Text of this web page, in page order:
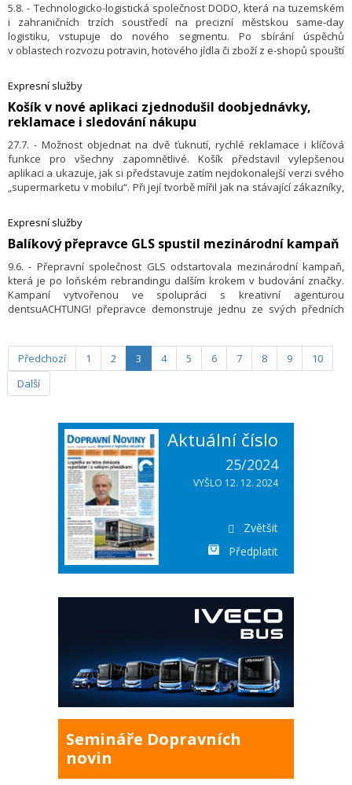
5.8. - Technologicko-logistická společnost DODO, která na tuzemském
i zahraničních trzích soustředí na precizní městskou same-day
logistiku, vstupuje do nového segmentu. Po sbírání úspěchů
v oblastech rozvozu potravin, hotového jídla či zboží z e-shopů spouští
rozvoz nadměrného zboží v čele s nábytkem, velkým elektrem,
objemnými sportovními potřebami a dalšími typy zboží, které vyžadují
větší vozy a dva kurýry na vykládku. I v tomto segmentu je cílem DODO
učinit tržním standardem kvalitní doručení v den objednání (same-day)
Expresní služby
Košík v nové aplikaci zjednodušil doobjednávky,
reklamace i sledování nákupu
27.7. - Možnost objednat na dvě ťuknutí, rychlé reklamace i klíčová
funkce pro všechny zapomnětlivé. Košík představil vylepšenou
aplikaci a ukazuje, jak si představuje zatím nejdokonalejší verzi svého
„supermarketu v mobilu“. Při její tvorbě mířil jak na stávající zákazníky,
aplikace totiž v poslední době vzrostl, mobil při nákupech na Košíku
využívají dvě třetiny všech zákazníků. Vývoj, který zahrnoval i stovky
hodin testování se zákazníky, zastřešila společnost Etnetera.
Expresní služby
Balíkový přepravce GLS spustil mezinárodní kampaň
9.6. - Přepravní společnost GLS odstartovala mezinárodní kampaň,
která je po loňském rebrandingu dalším krokem v budování značky.
Kampaní vytvořenou ve spolupráci s kreativní agenturou
dentsuACHTUNG! přepravce demonstruje jednu ze svých předních
Předchozí
1 2 3 4 5 6 7 8 9
10
Další
Aktuální číslo
25/2024
VYŠLO 12. 12. 2024
Zvětšit
Předplatit
Semináře Dopravních
novin